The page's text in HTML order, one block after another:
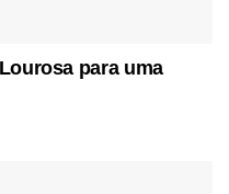
para uma